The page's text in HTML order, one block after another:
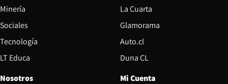
Minería
Sociales
Tecnología
LT Educa
La Cuarta
Glamorama
Auto.cl
Duna CL
Nosotros
Mi Cuenta